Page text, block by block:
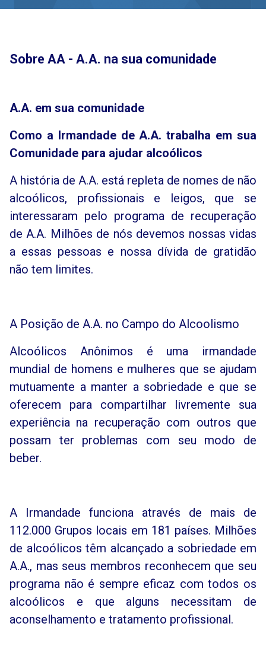
Sobre AA - A.A. na sua comunidade
A.A. em sua comunidade
Como a Irmandade de A.A. trabalha em sua
Comunidade para ajudar alcoólicos
A história de A.A. está repleta de nomes de não
alcoólicos, profissionais e leigos, que se
interessaram pelo programa de recuperação
de A.A. Milhões de nós devemos nossas vidas
a essas pessoas e nossa dívida de gratidão
não tem limites.
A Posição de A.A. no Campo do Alcoolismo
Alcoólicos Anônimos é uma irmandade
mundial de homens e mulheres que se ajudam
mutuamente a manter a sobriedade e que se
oferecem para compartilhar livremente sua
experiência na recuperação com outros que
possam ter problemas com seu modo de
beber.
A Irmandade funciona através de mais de
112.000 Grupos locais em 181 países. Milhões
de alcoólicos têm alcançado a sobriedade em
A.A., mas seus membros reconhecem que seu
programa não é sempre eficaz com todos os
alcoólicos e que alguns necessitam de
aconselhamento e tratamento profissional.